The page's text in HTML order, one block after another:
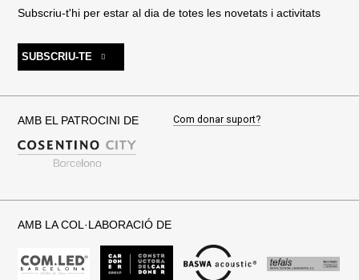
Subscriu-t'hi per estar al dia de totes les novetats i activitats
SUBSCRIU-TE
AMB EL PATROCINI DE Com donar suport?
AMB LA COL·LABORACIÓ DE